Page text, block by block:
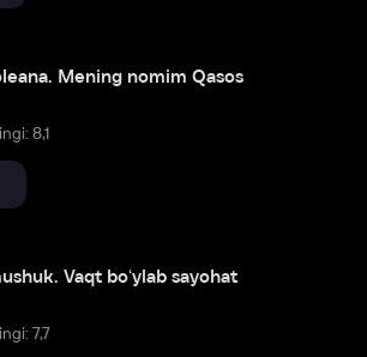
Mening nomim Qasos
8,1
Vaqt boʻylab sayohat
7,7